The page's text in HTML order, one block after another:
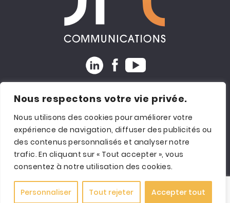
Nous respectons votre vie privée.
Nous utilisons des cookies pour améliorer votre
expérience de navigation, diffuser des publicités ou
des contenus personnalisés et analyser notre
trafic. En cliquant sur « Tout accepter », vous
consentez à notre utilisation des cookies.
Personnaliser Tout rejeter Accepter tout
Recrutement|Ressources|Clients |Conférences
Partenaire : Groupe Focus
Un site qui a duPanache |Atelier la rubrique
Politique de confidentialité
Sitemap© Tous droits réservés JPL Communications 2025 inc.